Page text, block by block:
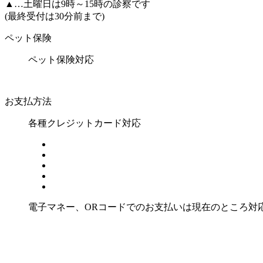
▲ …土曜日は9時～15時の診察です
(最終受付は30分前まで)
ペット保険
ペット保険対応
お支払方法
各種クレジットカード対応
電子マネー、ORコードでのお支払いは現在のところ対